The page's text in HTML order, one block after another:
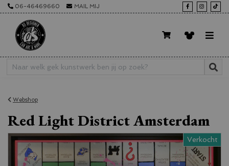
06-46469660 MAIL MIJ
Webshop
Red Light District Amsterdam
Verkocht